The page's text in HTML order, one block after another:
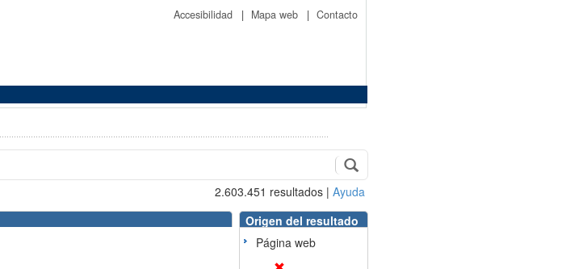
Accesibilidad | Mapa web | Contacto
2.603.451 resultados | Ayuda
Origen del resultado
Página web